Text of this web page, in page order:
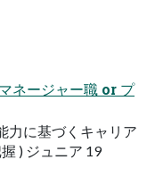
ネージャー職 or プ
力に基づくキャリア
) ジュニア 19